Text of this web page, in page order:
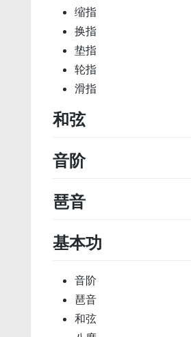
缩指
换指
垫指
轮指
滑指
和弦
音阶
琶音
基本功
音阶
琶音
和弦